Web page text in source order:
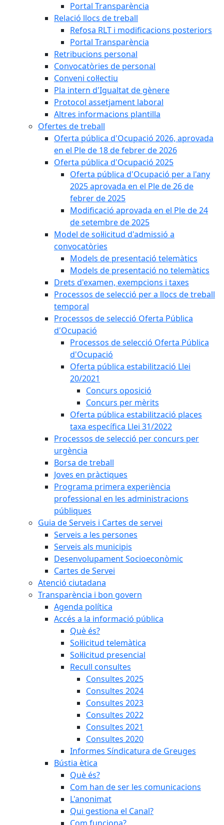
Portal Transparència
Relació llocs de treball
Refosa RLT i modificacions posteriors
Portal Transparència
Retribucions personal
Convocatòries de personal
Conveni col·lectiu
Pla intern d'Igualtat de gènere
Protocol assetjament laboral
Altres informacions plantilla
Ofertes de treball
Oferta pública d'Ocupació 2026, aprovada
en el Ple de 18 de febrer de 2026
Oferta pública d'Ocupació 2025
Oferta pública d'Ocupació per a l'any
2025 aprovada en el Ple de 26 de
febrer de 2025
Modificació aprovada en el Ple de 24
de setembre de 2025
Model de sol·licitud d'admissió a
convocatòries
Models de presentació telemàtics
Models de presentació no telemàtics
Drets d'examen, exempcions i taxes
Processos de selecció per a llocs de treball
temporal
Processos de selecció Oferta Pública
d'Ocupació
Processos de selecció Oferta Pública
d'Ocupació
Oferta pública estabilització Llei
20/2021
Concurs oposició
Concurs per mèrits
Oferta pública estabilització places
taxa específica Llei 31/2022
Processos de selecció per concurs per
urgència
Borsa de treball
Joves en pràctiques
Programa primera experiència
professional en les administracions
públiques
Guia de Serveis i Cartes de servei
Serveis a les persones
Serveis als municipis
Desenvolupament Socioeconòmic
Cartes de Servei
Atenció ciutadana
Transparència i bon govern
Agenda política
Accés a la informació pública
Què és?
Sol·licitud telemàtica
Sol·licitud presencial
Recull consultes
Consultes 2025
Consultes 2024
Consultes 2023
Consultes 2022
Consultes 2021
Consultes 2020
Informes Síndicatura de Greuges
Bústia ètica
Què és?
Com han de ser les comunicacions
L'anonimat
Qui gestiona el Canal?